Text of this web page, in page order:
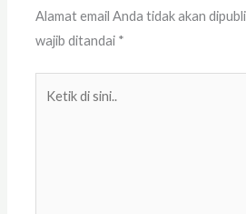
Alamat email Anda tidak akan
wajib ditandai *